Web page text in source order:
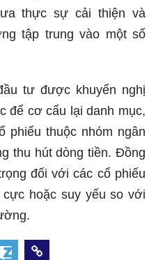
thực sự cải thiện và
tập trung vào một số
tư được khuyến nghị
để cơ cấu lại danh mục,
phiếu thuộc nhóm ngân
thu hút dòng tiền. Đồng
đối với các cổ phiếu
hoặc suy yếu so với